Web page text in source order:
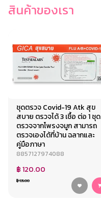
สินค้าของเรา
ชุดตรวจ Covid-19 Atk สุข
สบาย ตรวจได้ 3 เชื้อ ต่อ 1 ชุด
ตรวจจากโพรงจมูก สามารถ
ตรวจเองได้ที่บ้าน ฉลากและ
คู่มือภาษา
8857127974088
฿ 120.00
฿ 135.00